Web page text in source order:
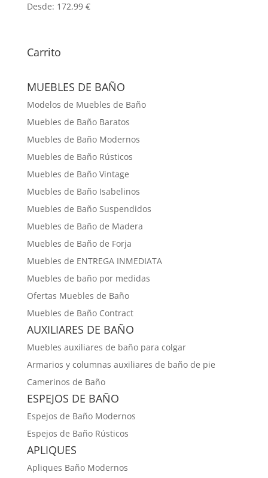
Desde: 172,99 €
Carrito
MUEBLES DE BAÑO
Modelos de Muebles de Baño
Muebles de Baño Baratos
Muebles de Baño Modernos
Muebles de Baño Rústicos
Muebles de Baño Vintage
Muebles de Baño Isabelinos
Muebles de Baño Suspendidos
Muebles de Baño de Madera
Muebles de Baño de Forja
Muebles de ENTREGA INMEDIATA
Muebles de baño por medidas
Ofertas Muebles de Baño
Muebles de Baño Contract
AUXILIARES DE BAÑO
Muebles auxiliares de baño para colgar
Armarios y columnas auxiliares de baño de pie
Camerinos de Baño
ESPEJOS DE BAÑO
Espejos de Baño Modernos
Espejos de Baño Rústicos
APLIQUES
Apliques Baño Modernos